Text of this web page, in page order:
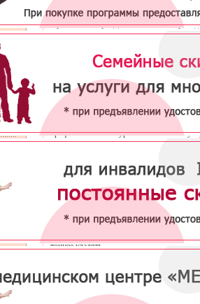
Быстрое и безболезненное удаление
Проспекте Мира. Для безопасного
огромным опытом работы и применяется
Имея дело с кожными
родинок (невусов) и получить
Удаление родинок на лице и коже
аппаратом «Сургитрон». Это
быстрого лечения доброкачественных
Мы гарантируем приемлемые цены в
профессиональном уровне. Стоимость
предоставляемого медицинского
Радиоволновое
Родинки удаляют не только для
трение, возрастные изменения и
образования в опасное
точнее удалять.
Расположение на коже головы,
Видимый эстетический дефект —